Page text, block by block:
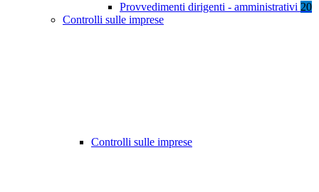
Provvedimenti dirigenti - amministrativi 20
Controlli sulle imprese
Controlli sulle imprese